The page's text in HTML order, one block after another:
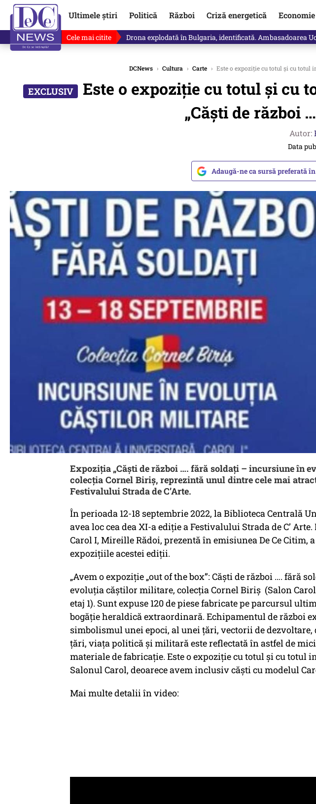
Ultimele știri Politică Război Criză energetică Economie
Cele mai citite Drona explodată în Bulgaria, identificată. Ambasadoarea
DCNews › Cultura › Carte › Este o expoziție cu totul și cu totul
Este o expoziție cu totul și cu
„Căști de război
Autor:
Data
Adaugă-ne ca sursă preferată în
Expoziția „Căști de război …. fără soldați – incursiune în
colecția Cornel Biriș, reprezintă unul dintre cele mai
Festivalului Strada de C’Arte.
În perioada 12-18 septembrie 2022, la Biblioteca Centrală
avea loc cea dea XI-a ediție a Festivalului Strada de C’
Carol I, Mireille Rădoi, prezentă în emisiunea De Ce Citim,
expozițiile acestei ediții.
„Avem o expoziție „out of the box”: Căști de război …. fără
evoluția căștilor militare, colecția Cornel Biriș (Salon Carol
etaj 1). Sunt expuse 120 de piese fabricate pe parcursul
bogăție heraldică extraordinară. Echipamentul de război
simbolismul unei epoci, al unei țări, vectorii de dezvoltare,
țări, viața politică și militară este reflectată în astfel de
materiale de fabricație. Este o expoziție cu totul și cu totul
Salonul Carol, deoarece avem inclusiv căști cu modelul
Mai multe detalii în video: